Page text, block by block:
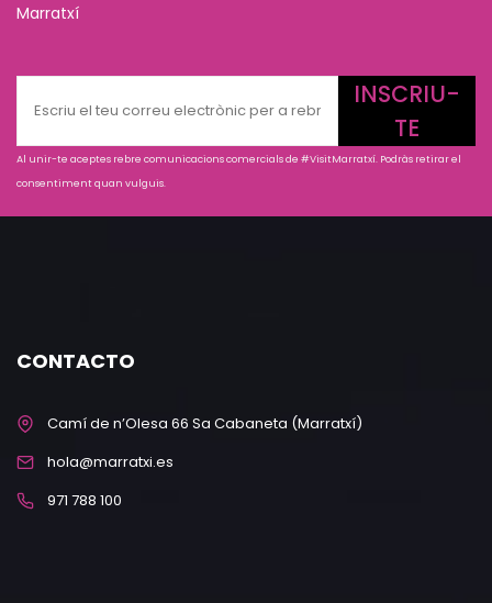
Marratxí
INSCRIU-
TE
Al unir-te aceptes rebre comunicacions comercials de #VisitMarratxí. Podràs retirar el
consentiment quan vulguis.
CONTACTO
Camí de n’Olesa 66 Sa Cabaneta (Marratxí)
hola@marratxi.es
971 788 100